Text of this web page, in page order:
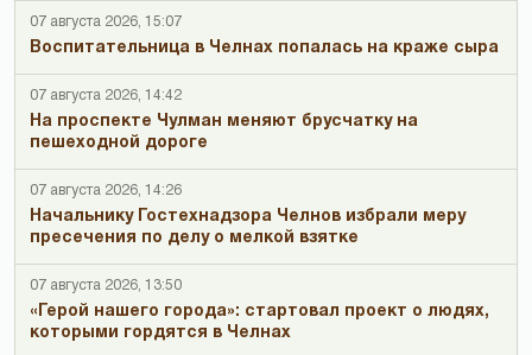
07 августа 2026, 15:07
Воспитательница в Челнах попалась на краже сыра
07 августа 2026, 14:42
На проспекте Чулман меняют брусчатку на
пешеходной дороге
07 августа 2026, 14:26
Начальнику Гостехнадзора Челнов избрали меру
пресечения по делу о мелкой взятке
07 августа 2026, 13:50
«Герой нашего города»: стартовал проект о людях,
которыми гордятся в Челнах